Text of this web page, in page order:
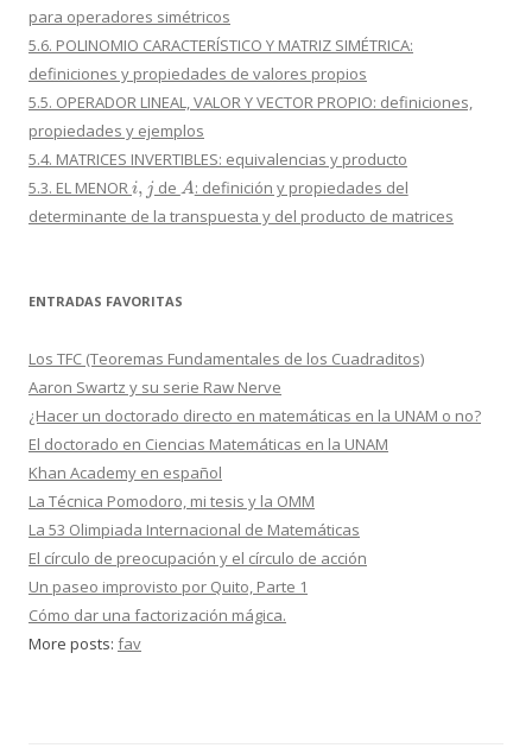
para operadores simétricos
5.6. POLINOMIO CARACTERÍSTICO Y MATRIZ SIMÉTRICA:
definiciones y propiedades de valores propios
5.5. OPERADOR LINEAL, VALOR Y VECTOR PROPIO: definiciones,
propiedades y ejemplos
5.4. MATRICES INVERTIBLES: equivalencias y producto
5.3. EL MENOR i,j de A: definición y propiedades del
determinante de la transpuesta y del producto de matrices
ENTRADAS FAVORITAS
Los TFC (Teoremas Fundamentales de los Cuadraditos)
Aaron Swartz y su serie Raw Nerve
¿Hacer un doctorado directo en matemáticas en la UNAM o no?
El doctorado en Ciencias Matemáticas en la UNAM
Khan Academy en español
La Técnica Pomodoro, mi tesis y la OMM
La 53 Olimpiada Internacional de Matemáticas
El círculo de preocupación y el círculo de acción
Un paseo improvisto por Quito, Parte 1
Cómo dar una factorización mágica.
More posts: fav